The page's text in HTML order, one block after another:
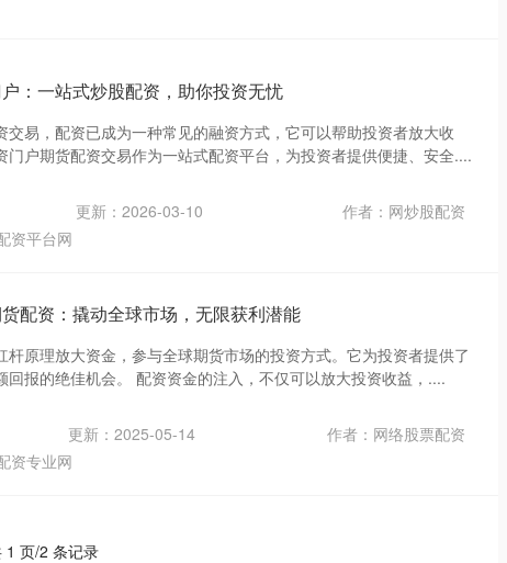
：一站式炒股配资，助你投资无忧
交易，配资已成为一种常见的融资方式，它可以帮助投资者放大收
门户期货配资交易作为一站式配资平台，为投资者提供便捷、安全....
更新：2026-03-10
作者：网炒股配资
资平台网
配资：撬动全球市场，无限获利潜能
杆原理放大资金，参与全球期货市场的投资方式。它为投资者提供了
回报的绝佳机会。 配资资金的注入，不仅可以放大投资收益，....
更新：2025-05-14
作者：网络股票配资
资专业网
1 页/2 条记录